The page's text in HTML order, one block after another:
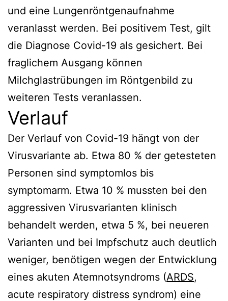
und eine Lungenröntgenaufnahme
veranlasst werden. Bei positivem Test, gilt
die Diagnose Covid-19 als gesichert. Bei
fraglichem Ausgang können
Milchglastrübungen im Röntgenbild zu
weiteren Tests veranlassen.
Verlauf
Der Verlauf von Covid-19 hängt von der
Virusvariante ab. Etwa 80 % der getesteten
Personen sind symptomlos bis
symptomarm. Etwa 10 % mussten bei den
aggressiven Virusvarianten klinisch
behandelt werden, etwa 5 %, bei neueren
Varianten und bei Impfschutz auch deutlich
weniger, benötigen wegen der Entwicklung
eines akuten Atemnotsyndroms (ARDS,
acute respiratory distress syndrom) eine